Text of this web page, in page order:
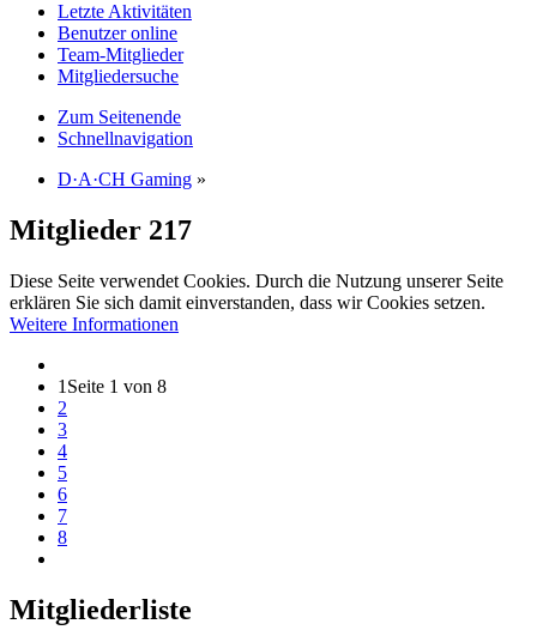
Letzte Aktivitäten
Benutzer online
Team-Mitglieder
Mitgliedersuche
Zum Seitenende
Schnellnavigation
D·A·CH Gaming »
Mitglieder 217
Diese Seite verwendet Cookies. Durch die Nutzung unserer Seite
erklären Sie sich damit einverstanden, dass wir Cookies setzen.
Weitere Informationen
1 Seite 1 von 8
2
3
4
5
6
7
8
Mitgliederliste